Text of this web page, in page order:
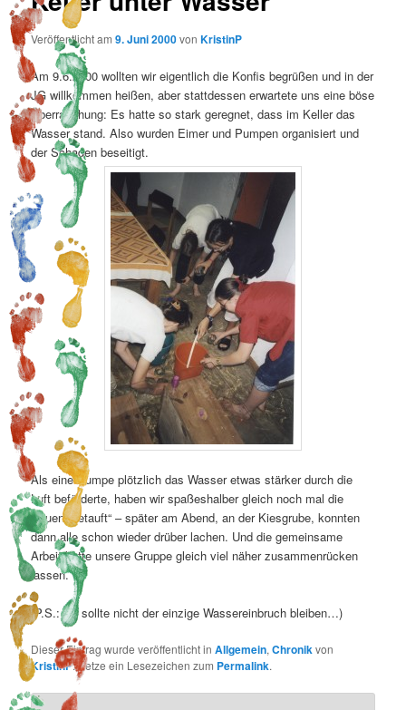
Veröffentlicht am9. Juni 2000vonKristinP
Am 9.6.2000 wollten wir eigentlich die Konfis begrüßen und in der
JG willkommen heißen, aber stattdessen erwartete uns eine böse
Überraschung: Es hatte so stark geregnet, dass im Keller das
Wasser stand. Also wurden Eimer und Pumpen organisiert und
der Schaden beseitigt.
Als eine Pumpe plötzlich das Wasser etwas stärker durch die
Luft beförderte, haben wir spaßeshalber gleich noch mal die
Neuen „getauft“ – später am Abend, an der Kiesgrube, konnten
dann alle schon wieder drüber lachen. Und die gemeinsame
Arbeit hatte unsere Gruppe gleich viel näher zusammenrücken
lassen.
(P.S.: Es sollte nicht der einzige Wassereinbruch bleiben…)
Dieser Eintrag wurde veröffentlicht inAllgemein,Chronikvon
KristinP. Setze ein Lesezeichen zum Permalink.